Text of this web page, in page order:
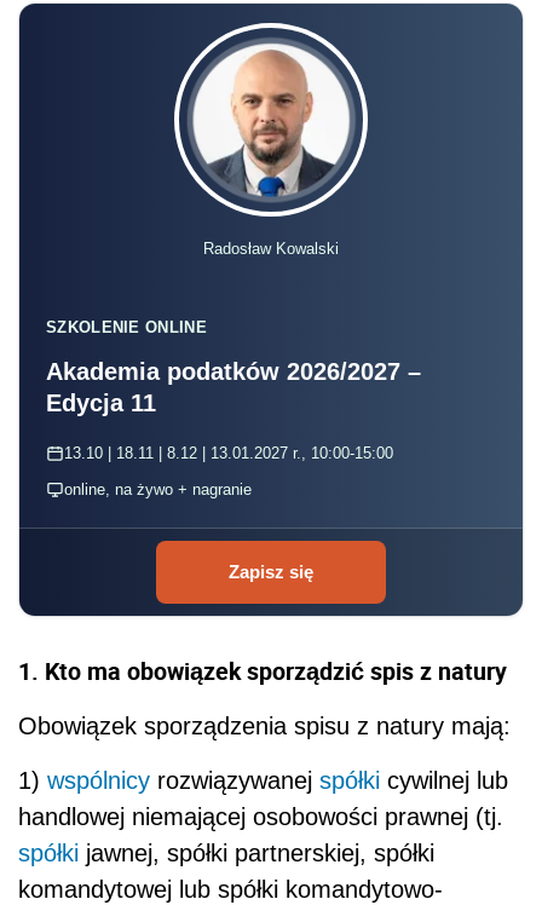
Radosław Kowalski
SZKOLENIE ONLINE
Akademia podatków 2026/2027 –
Edycja 11
13.10 | 18.11 | 8.12 | 13.01.2027 r., 10:00-15:00
online, na żywo + nagranie
Zapisz się
1. Kto ma obowiązek sporządzić spis z natury
Obowiązek sporządzenia spisu z natury mają:
1) wspólnicy rozwiązywanej spółki cywilnej lub
handlowej niemającej osobowości prawnej (tj.
spółki jawnej, spółki partnerskiej, spółki
komandytowej lub spółki komandytowo-